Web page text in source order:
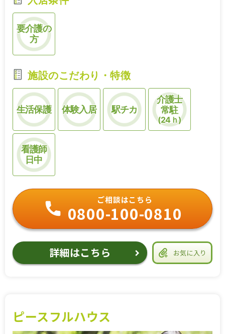
要介護の
方
施設のこだわり・特徴
生活保護 体験入居 駅チカ
介護士
常駐
(24ｈ)
看護師
日中
お気に入り
ご相談はこちら
0800-100-0810
詳細はこちら
ピースフルハウス